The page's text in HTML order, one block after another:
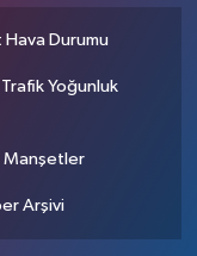
Hava Durumu
Yoğunluk
Manşetler
Arşivi